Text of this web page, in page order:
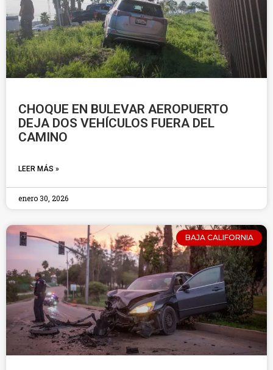
CHOQUE EN BULEVAR AEROPUERTO
DEJA DOS VEHÍCULOS FUERA DEL
CAMINO
LEER MÁS »
enero 30, 2026
BAJA CALIFORNIA